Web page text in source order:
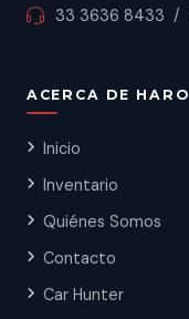
33 3636 8433 /
ACERCA DE HARO
Inicio
Inventario
Quiénes Somos
Contacto
Car Hunter